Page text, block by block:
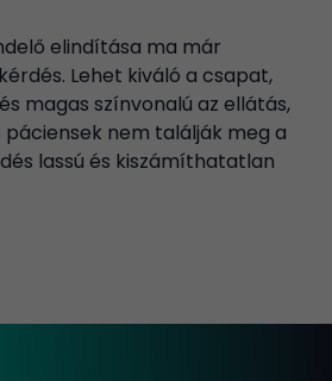
elindítása ma már
Lehet kiváló a csapat,
magas színvonalú az ellátás,
nem találják meg a
lassú és kiszámíthatatlan